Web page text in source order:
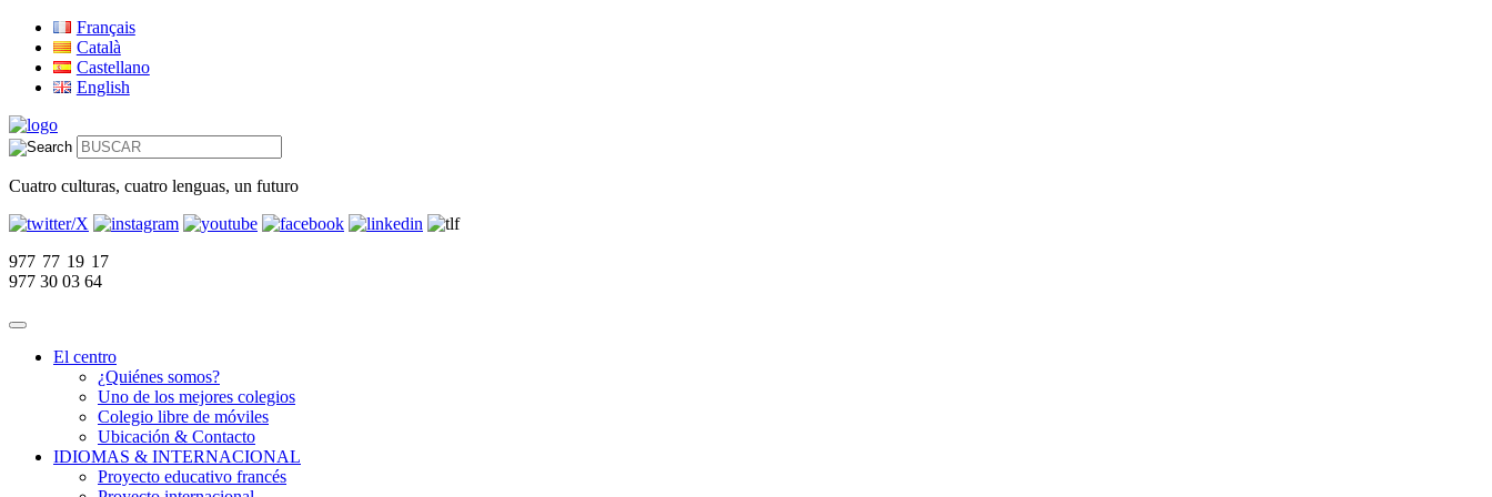
Français
Català
Castellano
English
Cuatro culturas, cuatro lenguas, un futuro
977 77 19 17
977 30 03 64
El centro
¿Quiénes somos?
Uno de los mejores colegios
Colegio libre de móviles
Ubicación & Contacto
IDIOMAS & INTERNACIONAL
Proyecto educativo francés